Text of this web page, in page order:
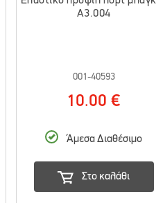
A3.004
001-40593
10.00 €
Άμεσα Διαθέσιμο
Στο καλάθι